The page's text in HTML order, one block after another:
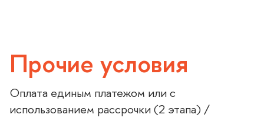
Прочие условия
Оплата единым платежом или с
использованием рассрочки (2 этапа) /